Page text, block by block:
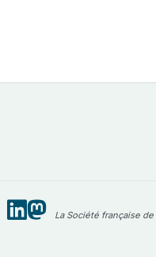
La Société française